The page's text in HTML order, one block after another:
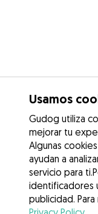
Usamos
Gudog utiliza
mejorar tu
Algunas
ayudan a
servicio para
identificadores
publicidad.